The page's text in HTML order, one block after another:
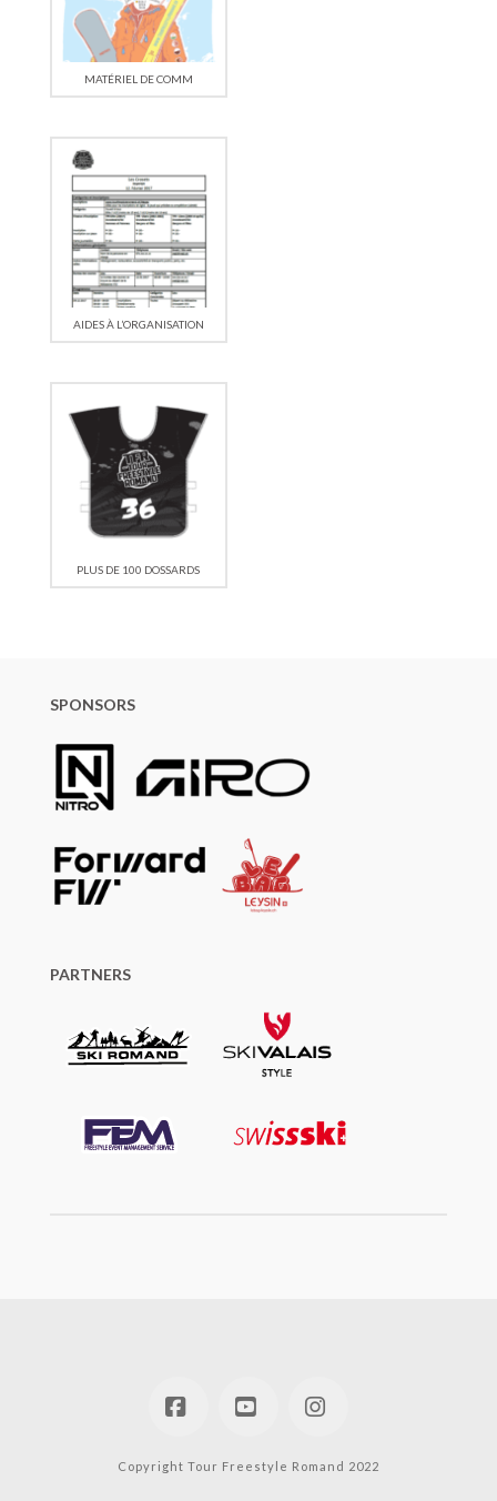
MATÉRIEL DE COMM
AIDES À L’ORGANISATION
PLUS DE 100 DOSSARDS
SPONSORS
PARTNERS
FacebookYouTubeInstagram
Copyright Tour Freestyle Romand 2022